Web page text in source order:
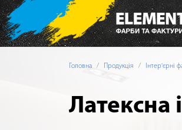
Головна Продукція Інтер'єрні
Латексна